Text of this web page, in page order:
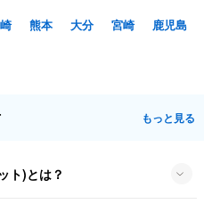
熊本 大分 宮崎
鹿児島
もっと見る
ト)とは？